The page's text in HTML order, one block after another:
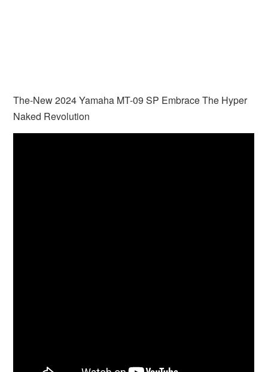
The-New 2024 Yamaha MT-09 SP Embrace The Hyper
Naked Revolution